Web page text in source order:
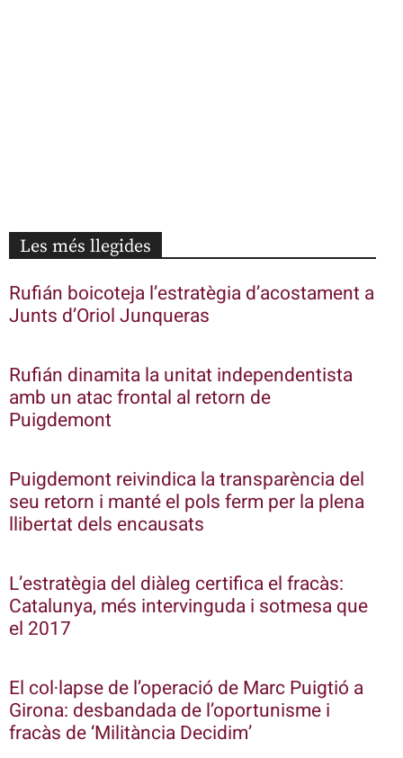
Les més llegides
Rufián boicoteja l’estratègia d’acostament a
Junts d’Oriol Junqueras
Rufián dinamita la unitat independentista
amb un atac frontal al retorn de
Puigdemont
Puigdemont reivindica la transparència del
seu retorn i manté el pols ferm per la plena
llibertat dels encausats
L’estratègia del diàleg certifica el fracàs:
Catalunya, més intervinguda i sotmesa que
el 2017
El col·lapse de l’operació de Marc Puigtió a
Girona: desbandada de l’oportunisme i
fracàs de ‘Militància Decidim’